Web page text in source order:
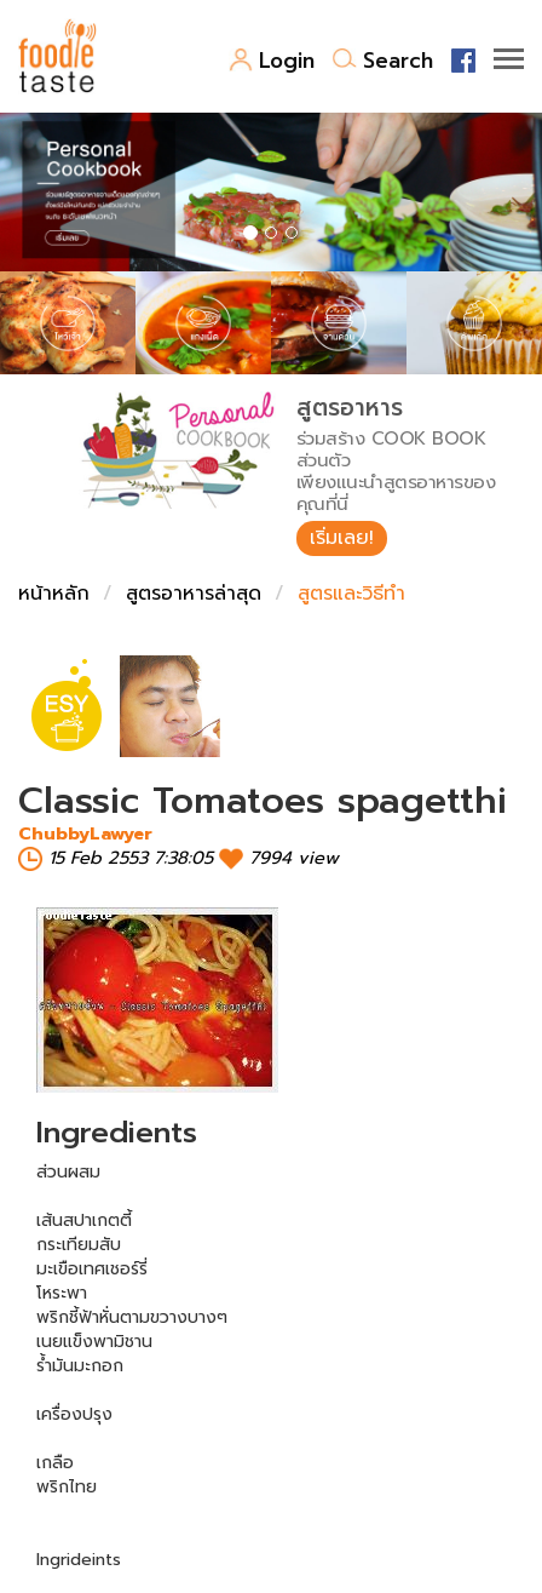
Login Search
สูตรอาหาร
สูตรอาหารล่าสุด
Top Foodie
พาไปชิม
สารพันก้นครัว
เคล็ดลับน่ารู้
เปรียบเทียบหน่วยการตวง
เปรียบเทียบอุณหภูมิ
เปรียบเทียบน้ำหนักวัตถุดิบ
FoodPedia
สร้าง Cookbook
สูตรอาหาร
ร่วมสร้าง COOK BOOK
ส่วนตัว
เพียงแนะนำสูตรอาหารของ
คุณที่นี่
เริ่มเลย!
หน้าหลัก
สูตรอาหารล่าสุด สูตรและวิธีทำ
Classic Tomatoes spagetthi
ChubbyLawyer
15 Feb 2553 7:38:05
7994 view
Ingredients
ส่วนผสม
เส้นสปาเกตตี้
กระเทียมสับ
มะเขือเทศเชอร์รี่
โหระพา
พริกชี้ฟ้าหั่นตามขวางบางๆ
เนยแข็งพามิชาน
ร้ำมันมะกอก
เครื่องปรุง
เกลือ
พริกไทย
Ingrideints